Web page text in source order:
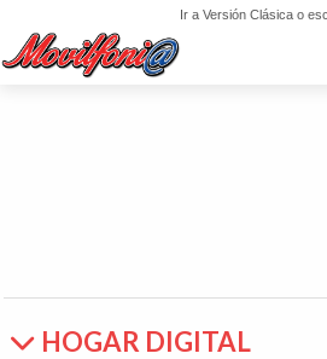
Ir a Versión Clásica o
HOGAR DIGITAL